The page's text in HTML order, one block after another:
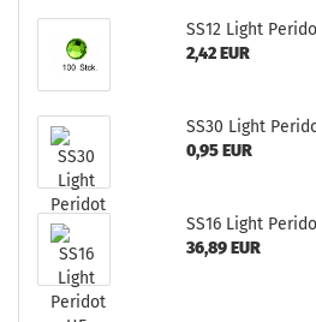
SS12 Light
2,42 EUR
SS30 Light
0,95 EUR
SS16 Light
36,89 EUR